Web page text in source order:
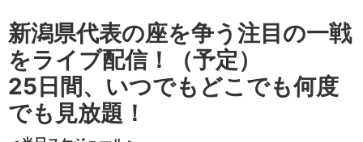
新潟県代表の座を争う注目の一戦
をライブ配信！（予定）
25日間、いつでもどこでも何度
でも見放題！